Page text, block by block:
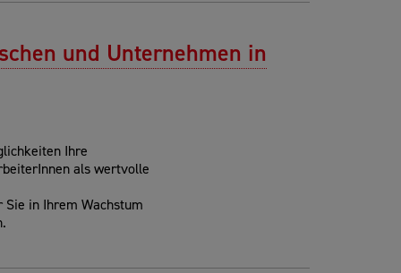
und Unternehmen in
Ihre
als wertvolle
in Ihrem Wachstum